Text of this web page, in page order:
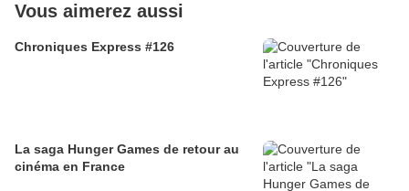
Vous aimerez aussi
Chroniques Express #126
La saga Hunger Games de retour au
cinéma en France